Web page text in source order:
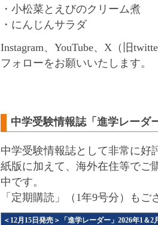
・小松菜とえびのクリーム煮
・にんじんサラダ
Instagram、YouTube、X（旧
フォローをお願いいたします。
中学受験情報誌「進学レーダ
中学受験情報誌として非常に好
紙版に加えて、海外在住等でご
中です。
「定期購読」（1年9号分）も
＜12月15日発売＞「進学レーダー」2026年1＆2